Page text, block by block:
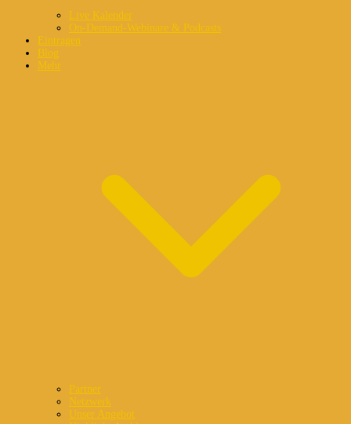
Live Kalender
On-Demand-Webinare & Podcasts
Eintragen
Blog
Mehr
Partner
Netzwerk
Unser Angebot